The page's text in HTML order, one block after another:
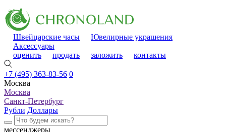
Швейцарские часы
Ювелирные украшения
Аксессуары
оценить
продать заложить контакты
+7 (495) 363-83-56 0
Москва
Москва
Санкт-Петербург
Рубли Доллары
мессенджеры